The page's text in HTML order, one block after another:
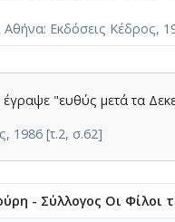
Εκδόσεις Κέδρος,
"ευθύς μετά τα
1986 [τ.2, σ.62]
- Σύλλογος Οι Φίλοι